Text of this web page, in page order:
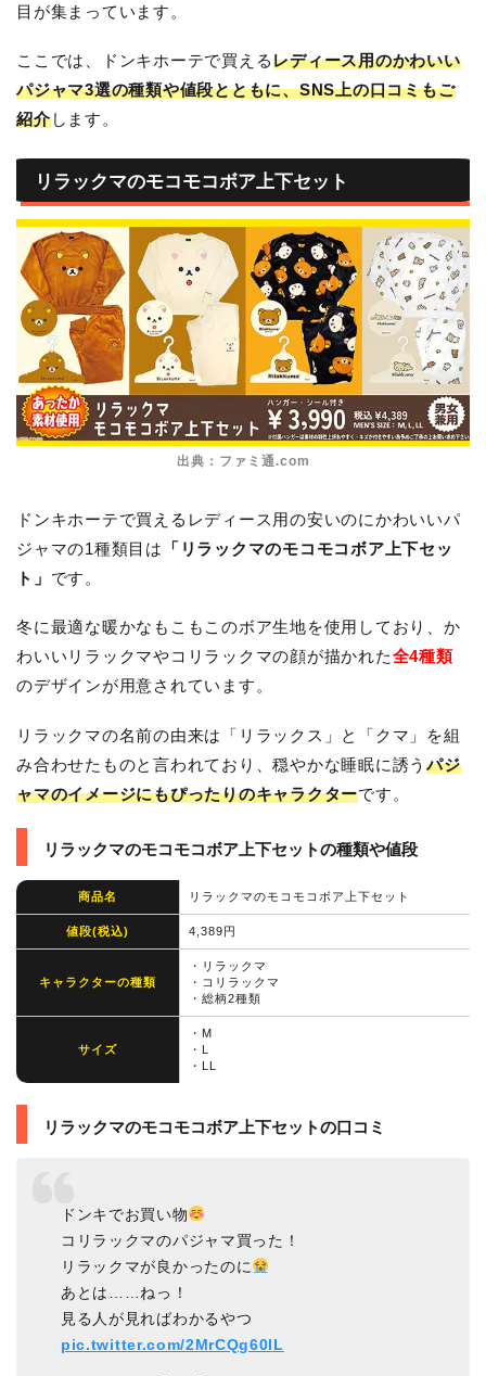
目が集まっています。
ここでは、ドンキホーテで買えるレディース用のかわいい
パジャマ3選の種類や値段とともに、SNS上の口コミもご
紹介します。
リラックマのモコモコボア上下セット
出典：ファミ通.com
ドンキホーテで買えるレディース用の安いのにかわいいパ
ジャマの1種類目は
「リラックマのモコモコボア上下セッ
ト」 です。
冬に最適な暖かなもこもこのボア生地を使用しており、か
わいいリラックマやコリラックマの顔が描かれた全4種類
のデザインが用意されています。
リラックマの名前の由来は「リラックス」と「クマ」を組
み合わせたものと言われており、穏やかな睡眠に誘うパジ
ャマのイメージにもぴったりのキャラクターです。
リラックマのモコモコボア上下セットの種類や値段
商品名 リラックマのモコモコボア上下セット
値段(税込) 4,389円
キャラクターの種類
・リラックマ
・コリラックマ
・総柄2種類
サイズ
・M
・L
・LL
リラックマのモコモコボア上下セットの口コミ
ドンキでお買い物
コリラックマのパジャマ買った！
リラックマが良かったのに
あとは……ねっ！
見る人が見ればわかるやつ
pic.twitter.com/2MrCQg60lL